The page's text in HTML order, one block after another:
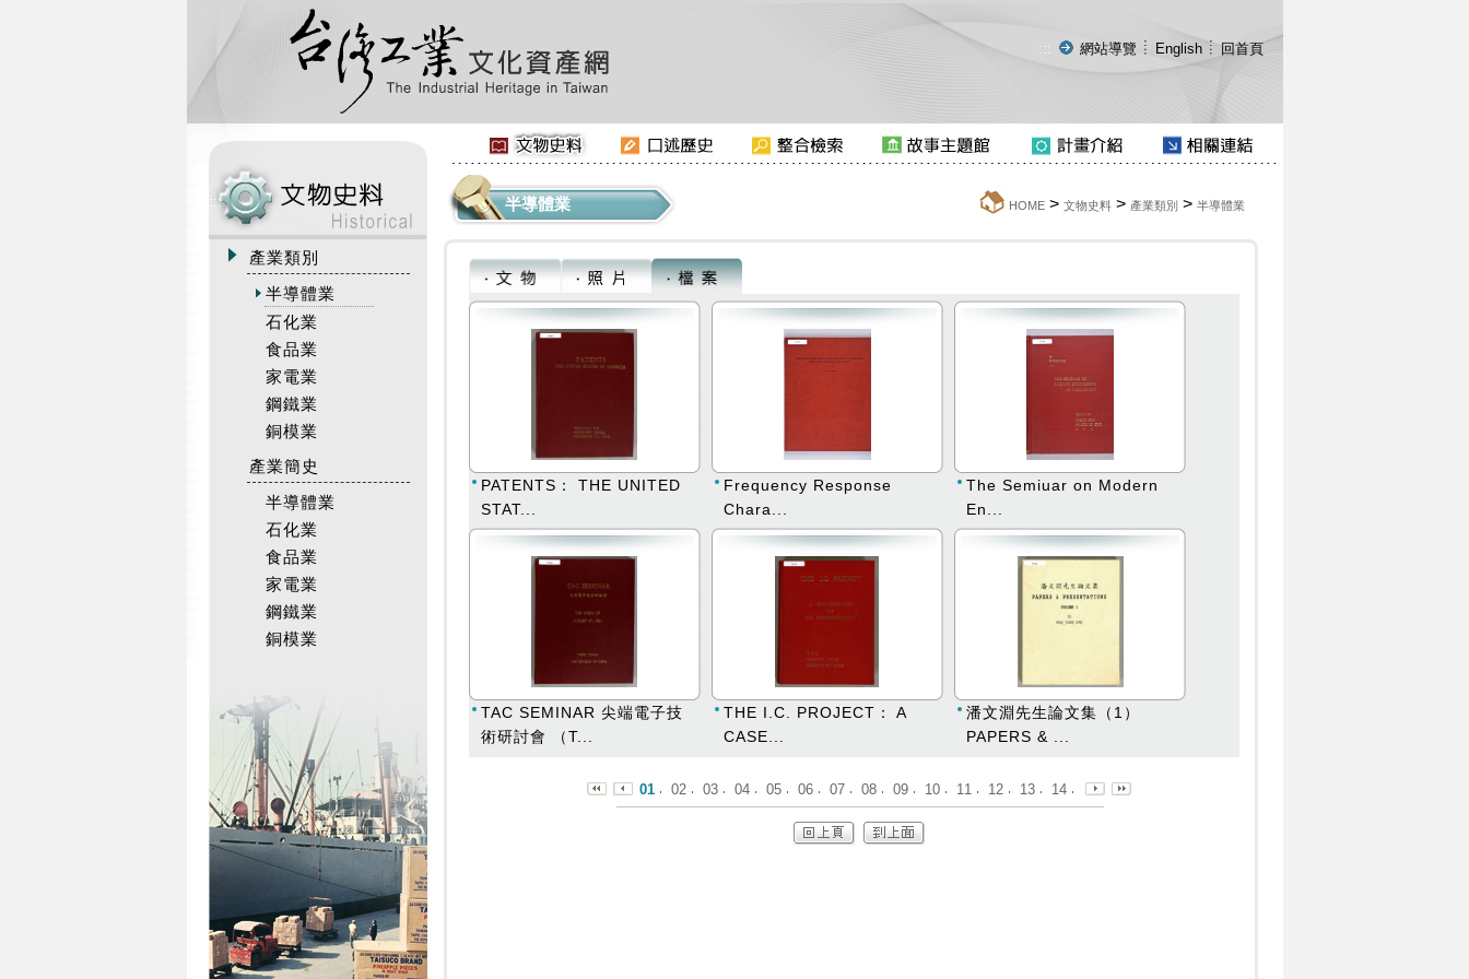
::: 網站導覽 English 回首頁
:::
產業類別
半導體業
石化業
食品業
家電業
鋼鐵業
銅模業
產業簡史
半導體業
石化業
食品業
家電業
鋼鐵業
銅模業
半導體業 HOME> 文物史料> 產業類別 > 半導體業
PATENTS： THE UNITED
STAT...
Frequency Response
Chara...
The Semiuar on Modern
En...
TAC SEMINAR 尖端電子技
術研討會 （T...
THE I.C. PROJECT： A
CASE...
潘文淵先生論文集（1）
PAPERS & ...
01 02 03 04 05 06 07 08 09 10 11 12 13 14